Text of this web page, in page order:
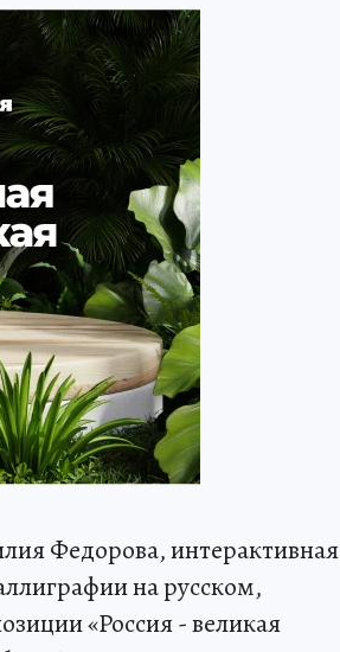
Федорова, интерактивная
на русском,
«Россия - великая